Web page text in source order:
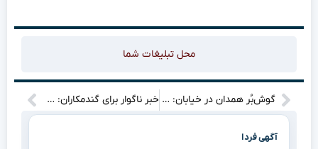
محل تبلیغات شما
گوش‌بُر همدان در خیابان: داستانی جالب و تصاویر هیجان‌انگیز! خبر ناگوار برای گندمکاران: چالش‌های جدید در پرداخت مطالبات!
آگهی فردا